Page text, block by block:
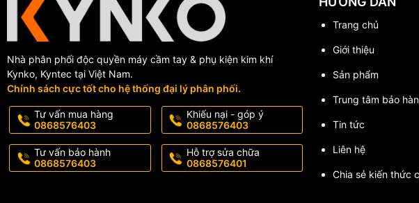
RSA07001 Ø180 mm chính là lựa chọn hàng đầu khi bạn cần một lưỡi cắt mạnh mẽ, chính
đảm bảo thẩm mỹ và hiệu suất. Lưỡi này sẽ đồng hành cùng bạn trong mọi công trình đòi
Nhà phân phối độc quyền máy cầm tay & phụ kiện kim khí
Kynko, Kyntec tại Việt Nam.
Chính sách cực tốt cho hệ thống đại lý phân phối.
Tư vấn mua hàng
0868576403
Khiếu nại - góp ý
0868576403
Tư vấn bảo hành
0868576403
Hỗ trợ sửa chữa
0868576401
Trang chủ
Giới thiệu
Sản phẩm
Trung tâm bảo
Tin tức
Liên hệ
Chia sẻ kiến thức